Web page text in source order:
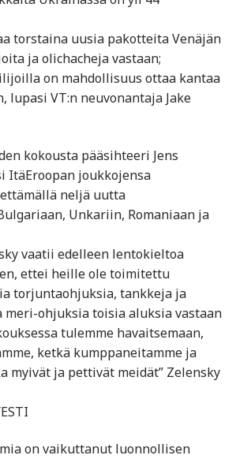
torstaina uusia pakotteita Venäjän
ja olichacheja vastaan;
on mahdollisuus ottaa kantaa
lupasi VT:n neuvonantaja Jake
kokousta pääsihteeri Jens
ItäEroopan joukkojensa
neljä uutta
Unkariin, Romaniaan ja
vaatii edelleen lentokieltoa
ettei heille ole toimitettu
torjuntaohjuksia, tankkeja ja
meri-ohjuksia toisia aluksia vastaan
tulemme havaitsemaan,
ketkä kumppaneitamme ja
myivät ja pettivät meidät” Zelensky
on vaikuttanut luonnollisen